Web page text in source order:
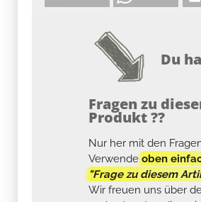
Du
Fragen zu
Produkt ??
Nur her mit den
Verwendeoben
"Frage zu diesem
Wir freuen uns über